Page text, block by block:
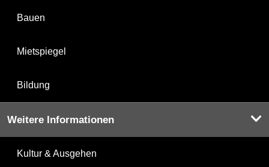
Bauen
Mietspiegel
Bildung
Weitere Informationen
Kultur & Ausgehen